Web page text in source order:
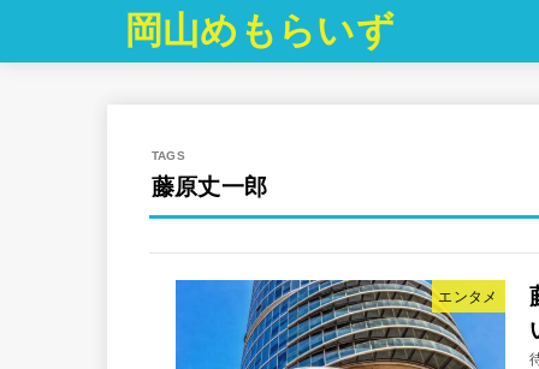
岡山めもらいず
藤原丈一郎
エンタメ